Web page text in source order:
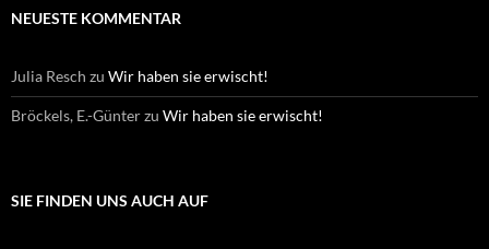
NEUESTE KOMMENTAR
Julia Resch zu Wir haben sie erwischt!
Bröckels, E.-Günterzu Wir haben sie erwischt!
SIE FINDEN UNS AUCH AUF